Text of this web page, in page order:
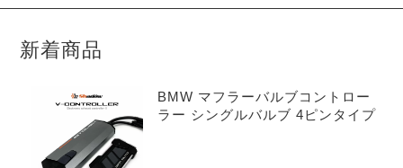
新着商品
BMW マフラーバルブコントロー
ラー シングルバルブ 4ピンタイプ